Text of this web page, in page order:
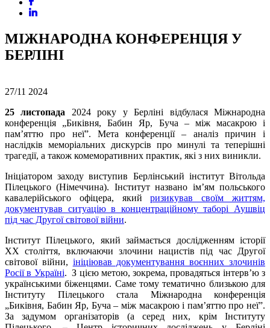
МІЖНАРОДНА КОНФЕРЕНЦІЯ У
БЕРЛІНІ
27/11 2024
25 листопада 2024 року у Берліні відбулася Міжнародна
конференція „Биківня, Бабин Яр, Буча – між масакрою і
пам’яттю про неї”. Мета конференції – аналіз причин і
наслідків меморіальних дискурсів про минулі та теперішні
трагедії, а також комеморативних практик, які з них виникли.
Ініціатором заходу виступив Берлінський інститут Вітольда
Пілецького (Німеччина). Інститут названо ім’ям польського
кавалерійського офіцера, якийризикував своїм життям,
документував ситуацію в концентраційному таборі Аушвіц
під час Другої світової війни.
Інститут Пілецького, який займається дослідженням історії
ХХ століття, включаючи злочини нацистів під час Другої
світової війни, ініціював документування воєнних злочинів
Росії в Україні. З цією метою, зокрема, провадяться інтерв’ю з
українськими біженцями. Саме тому тематично близькою для
Інституту Пілецького стала Міжнародна конференція
„Биківня, Бабин Яр, Буча – між масакрою і пам’яттю про неї”.
За задумом організаторів (а серед них, крім Інституту